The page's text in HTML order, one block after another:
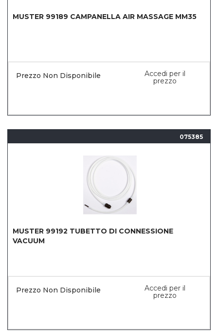
MUSTER 99189 CAMPANELLA AIR MASSAGE MM35
Prezzo Non Disponibile
Accedi per il
prezzo
075385
MUSTER 99192 TUBETTO DI CONNESSIONE
VACUUM
Prezzo Non Disponibile
Accedi per il
prezzo